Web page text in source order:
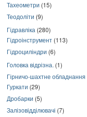
Тахеометри (15)
Теодоліти (9)
Гідравліка (280)
Гідроінструмент (113)
Гідроциліндри (6)
Головка відрізна. (1)
Гірничо-шахтне обладнання
Гуркати (29)
Дробарки (5)
Залізовідділювачі (7)